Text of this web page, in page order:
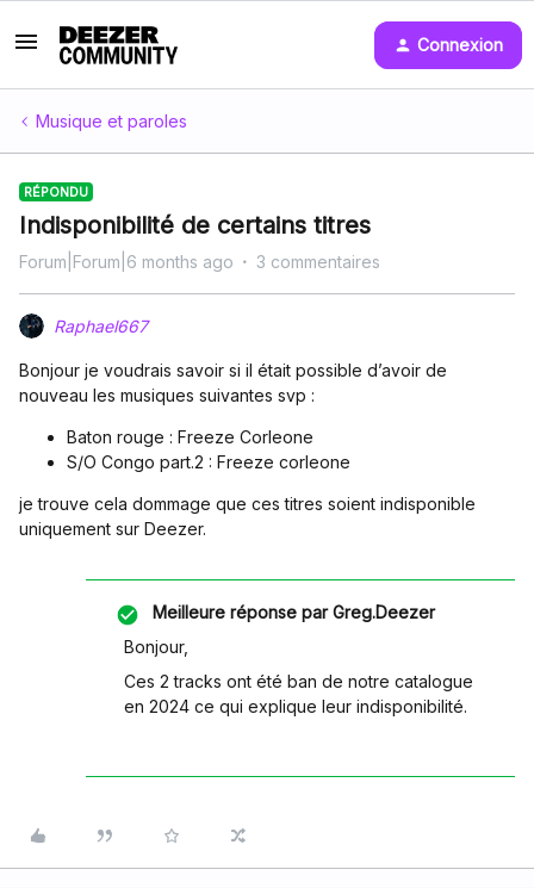
Connexion
Musique et paroles
RÉPONDU
Indisponibilité de certains titres
Forum|Forum|6 months ago 3 commentaires
Raphael667
Bonjour je voudrais savoir si il était possible d’avoir de
nouveau les musiques suivantes svp :
Baton rouge : Freeze Corleone
S/O Congo part.2 : Freeze corleone
je trouve cela dommage que ces titres soient indisponible
uniquement sur Deezer.
Meilleure réponse parGreg.Deezer
Bonjour,
Ces 2 tracks ont été ban de notre catalogue
en 2024 ce qui explique leur indisponibilité.